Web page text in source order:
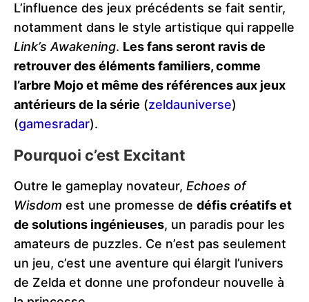
L’influence des jeux précédents se fait sentir,
notamment dans le style artistique qui rappelle
Link’s Awakening. Les fans seront ravis de
retrouver des éléments familiers, comme
l’arbre Mojo et même des références aux jeux
antérieurs de la série ​ (zeldauniverse)​​
(gamesradar)​.
Pourquoi c’est Excitant
Outre le gameplay novateur, Echoes of
Wisdom est une promesse de défis créatifs et
de solutions ingénieuses, un paradis pour les
amateurs de puzzles. Ce n’est pas seulement
un jeu, c’est une aventure qui élargit l’univers
de Zelda et donne une profondeur nouvelle à